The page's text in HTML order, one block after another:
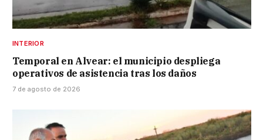
INTERIOR
Temporal en Alvear: el municipio despliega
operativos de asistencia tras los daños
7 de agosto de 2026